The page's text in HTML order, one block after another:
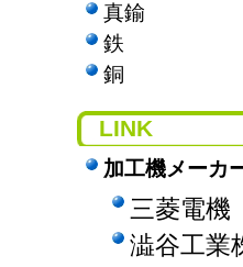
真鍮
鉄
銅
LINK
加工機メーカ
三菱電機
澁谷工業